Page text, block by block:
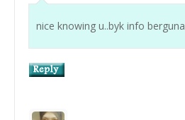
nice knowing u..byk info berguna